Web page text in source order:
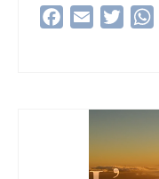
Facebook
Email Twitter